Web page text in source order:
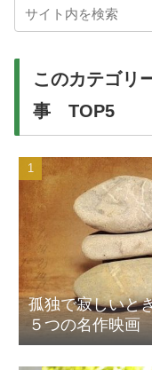
このカテゴリ
事 TOP5
孤独で寂しいと
５つの名作映画